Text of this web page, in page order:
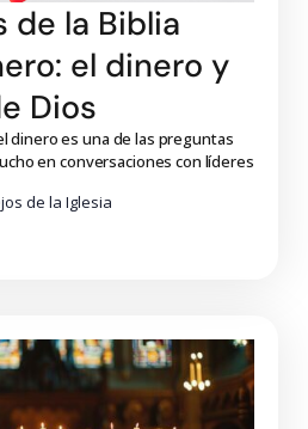
de la Biblia
el dinero y
Dios
dinero es una de las preguntas
en conversaciones con líderes
de la Iglesia